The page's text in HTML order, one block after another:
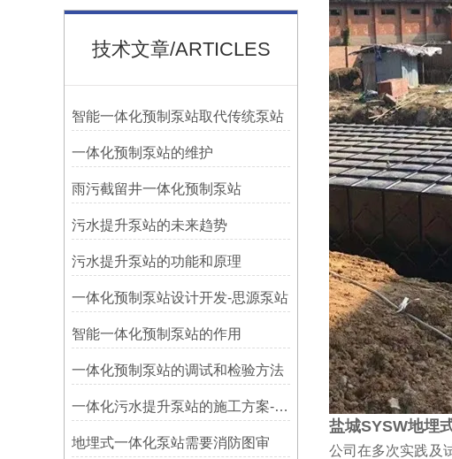
技术文章/ARTICLES
智能一体化预制泵站取代传统泵站
一体化预制泵站的维护
雨污截留井一体化预制泵站
污水提升泵站的未来趋势
污水提升泵站的功能和原理
一体化预制泵站设计开发-思源泵站
智能一体化预制泵站的作用
​一体化预制泵站的调试和检验方法
一体化污水提升泵站的施工方案-思源
地埋式一体化泵站需要消防图审
盐城SYSW地埋
公司在多次实践及